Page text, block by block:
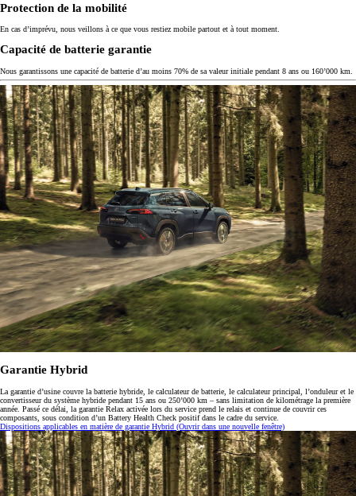
Protection de la mobilité
En cas d’imprévu, nous veillons à ce que vous restiez mobile partout et à tout moment.
Capacité de batterie garantie
Nous garantissons une capacité de batterie d’au moins 70% de sa valeur initiale pendant 8 ans ou 160’000 km.
Garantie Hybrid
La garantie d’usine couvre la batterie hybride, le calculateur de batterie, le calculateur principal, l’onduleur et le
convertisseur du système hybride pendant 15 ans ou 250’000 km – sans limitation de kilométrage la première
année. Passé ce délai, la garantie Relax activée lors du service prend le relais et continue de couvrir ces
composants, sous condition d’un Battery Health Check positif dans le cadre du service.
Dispositions applicables en matière de garantie Hybrid (Ouvrir dans une nouvelle fenêtre)